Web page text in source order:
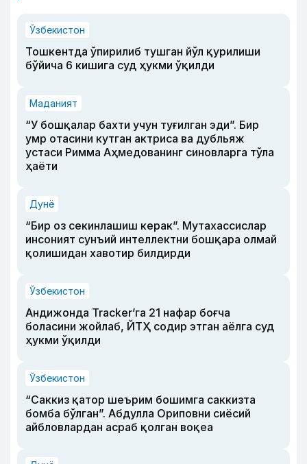
Ўзбекистон
Тошкентда ўпирилиб тушган йўл қурилиши
бўйича 6 кишига суд ҳукми ўқилди
Маданият
“У бошқалар бахти учун туғилган эди”. Бир
умр отасини кутган актриса ва дубльяж
устаси Римма Аҳмедованинг синовларга тўла
ҳаёти
Дунё
“Бир оз секинлашиш керак”. Мутахассислар
инсоният сунъий интеллектни бошқара олмай
қолишидан хавотир билдирди
Ўзбекистон
Андижонда Tracker’га 21 нафар боғча
боласини жойлаб, ЙТҲ содир этган аёлга суд
ҳукми ўқилди
Ўзбекистон
“Саккиз қатор шеърим бошимга саккизта
бомба бўлган”. Абдулла Ориповни сиёсий
айбловлардан асраб қолган воқеа